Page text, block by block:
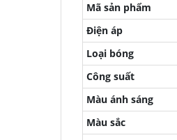
Mã sản phẩm
Điện áp
Loại bóng
Công suất
Màu ánh sáng
Màu sắc